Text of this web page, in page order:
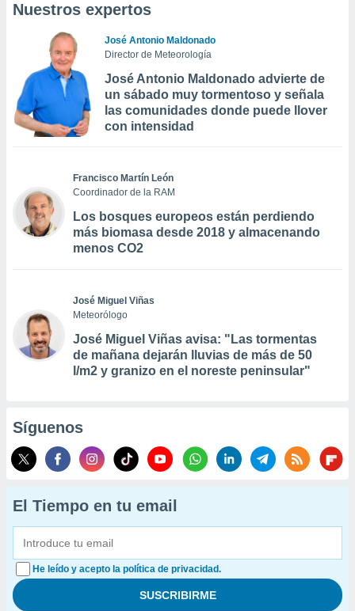
Nuestros expertos
José Antonio Maldonado
Director de Meteorología
José Antonio Maldonado advierte de
un sábado muy tormentoso y señala
las comunidades donde puede llover
con intensidad
Francisco Martín León
Coordinador de la RAM
Los bosques europeos están perdiendo
más biomasa desde 2018 y almacenando
menos CO2
José Miguel Viñas
Meteorólogo
José Miguel Viñas avisa: "Las tormentas
de mañana dejarán lluvias de más de 50
l/m2 y granizo en el noreste peninsular"
Síguenos
El Tiempo en tu email
He leído y acepto la política de privacidad.